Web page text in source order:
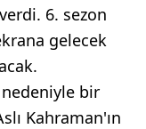
6. sezon
gelecek
nedeniyle bir
Kahraman'ın